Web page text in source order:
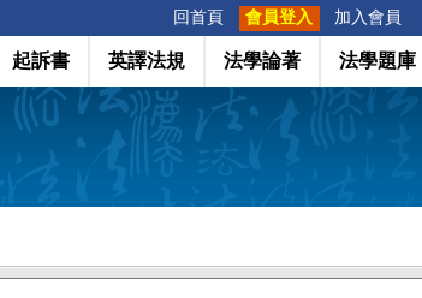
回首頁 會員登入 加入會員
起訴書 英譯法規 法學論著 法學題庫